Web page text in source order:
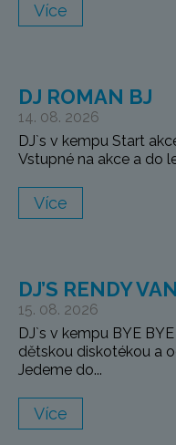
Více
DJ ROMAN BJ
14. 08. 2026
DJ`s v kempu Start
Vstupné na akce a do
Více
DJ’S RENDY
15. 08. 2026
DJ`s v kempu BYE
dětskou diskotékou a
Jedeme do...
Více